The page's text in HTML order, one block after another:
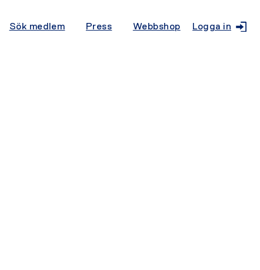
Sök medlem Press Webbshop Logga in